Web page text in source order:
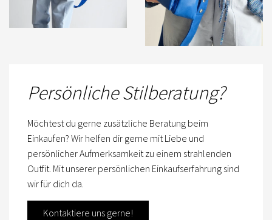
Persönliche Stilberatung?
Möchtest du gerne zusätzliche Beratung beim
Einkaufen? Wir helfen dir gerne mit Liebe und
persönlicher Aufmerksamkeit zu einem strahlenden
Outfit. Mit unserer persönlichen Einkaufserfahrung sind
wir für dich da.
Kontaktiere uns gerne!